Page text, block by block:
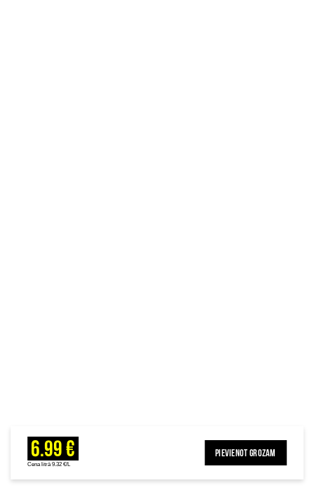
6.99 €
Cena litrā 9.32 €/L
PIEVIENOT GROZAM